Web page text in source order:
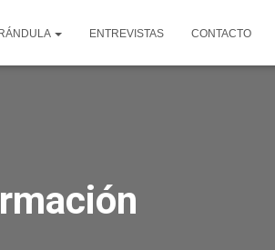
ENTREVISTAS CONTACTO